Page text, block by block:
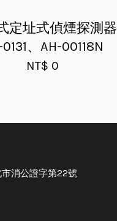
定址式偵煙探測器
、AH-00118N
NT$ 0
公證字第22號